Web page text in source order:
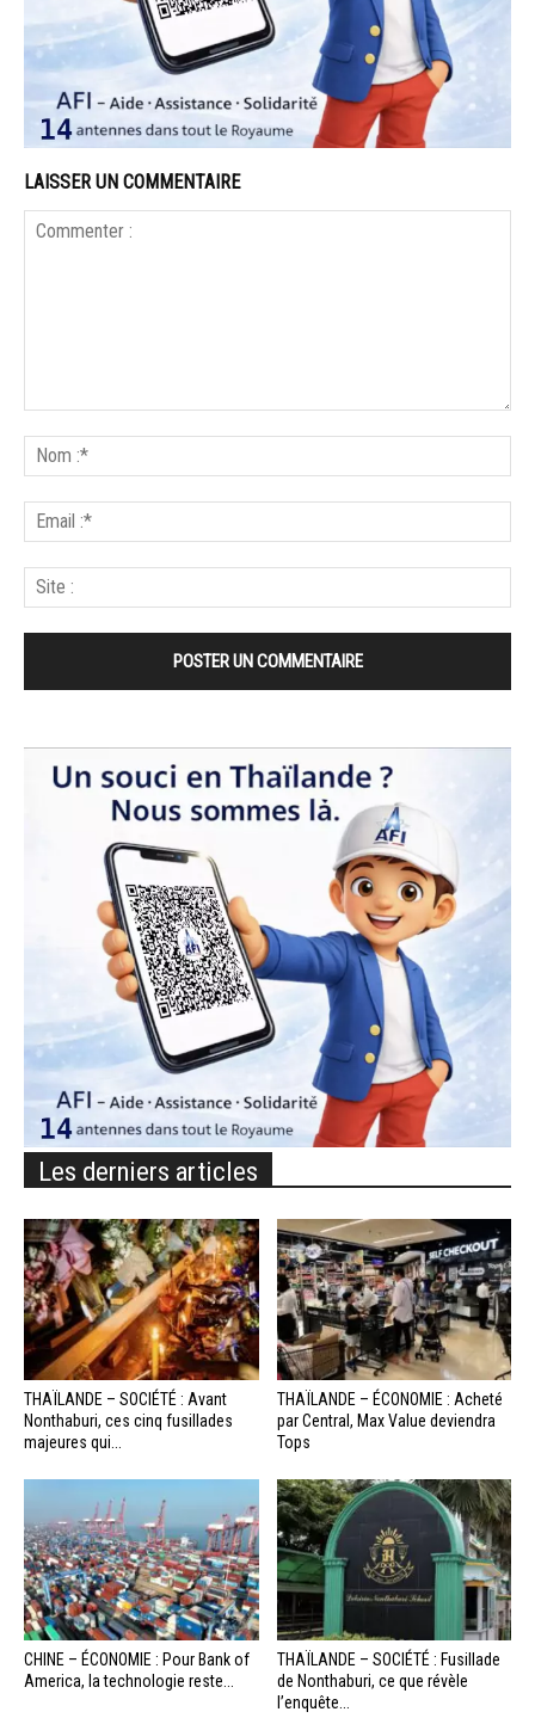
LAISSER UN COMMENTAIRE
Les derniers articles
THAÏLANDE – SOCIÉTÉ : Avant
Nonthaburi, ces cinq fusillades
majeures qui...
THAÏLANDE – ÉCONOMIE : Acheté
par Central, Max Value deviendra
Tops
CHINE – ÉCONOMIE : Pour Bank of
America, la technologie reste...
THAÏLANDE – SOCIÉTÉ : Fusillade
de Nonthaburi, ce que révèle
l’enquête...